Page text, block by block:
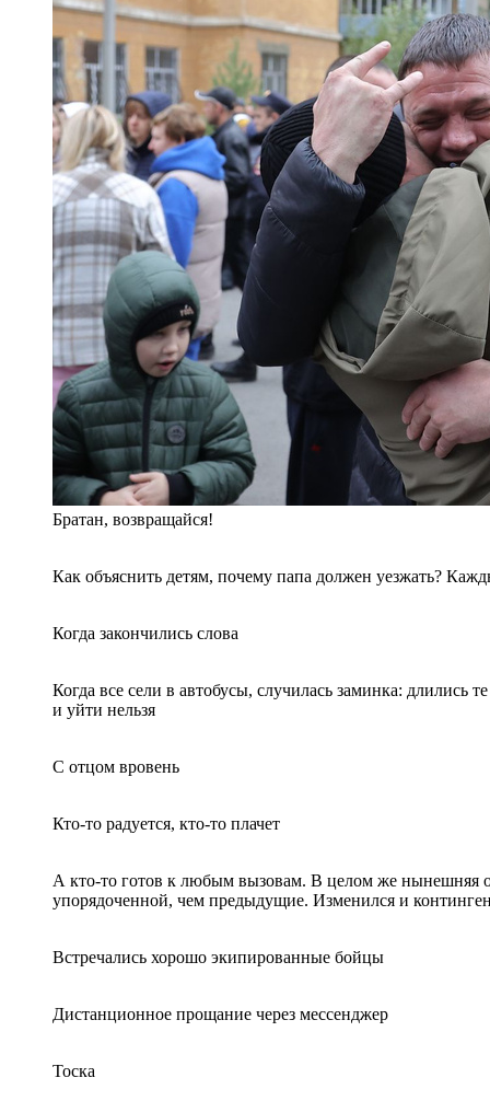
Братан, возвращайся!
Как объяснить детям, почему папа должен уезжать?
Когда закончились слова
Когда все сели в автобусы, случилась заминка: длились
и уйти нельзя
С отцом вровень
Кто-то радуется, кто-то плачет
А кто-то готов к любым вызовам. В целом же нынешняя
упорядоченной, чем предыдущие. Изменился и
Встречались хорошо экипированные бойцы
Дистанционное прощание через мессенджер
Тоска